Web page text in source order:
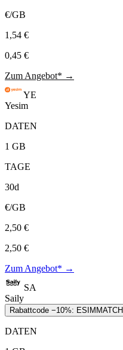
€/GB
1,54 €
0,45 €
Zum Angebot* →
YE
Yesim
DATEN
1 GB
TAGE
30d
€/GB
2,50 €
2,50 €
Zum Angebot* →
SA
Saily
Rabattcode −10%: ESIMMATCH
DATEN